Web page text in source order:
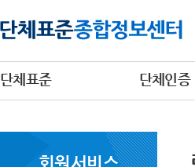
단체표준 단체인증
회원서비스